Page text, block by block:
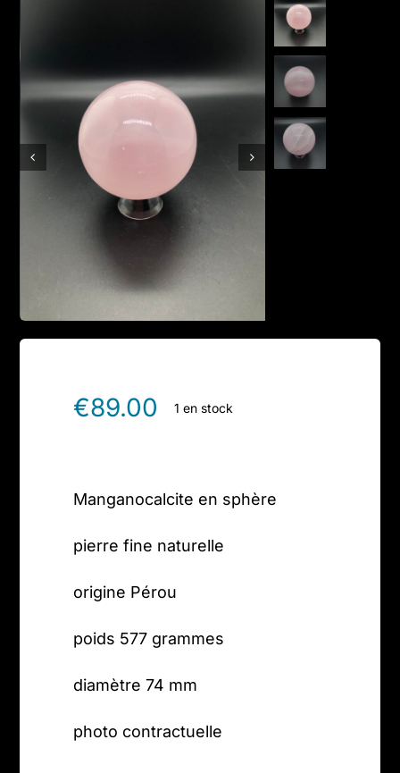
Contact
€89.00 1 en stock
Manganocalcite en sphère
pierre fine naturelle
origine Pérou
poids 577 grammes
diamètre 74 mm
photo contractuelle